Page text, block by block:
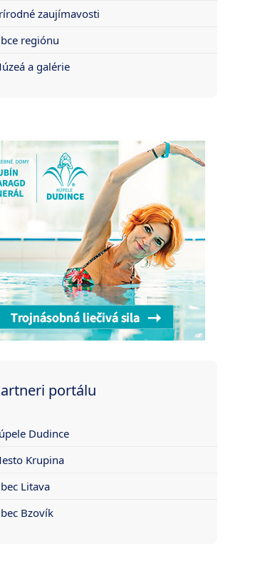
zaujímavosti
regiónu
a galérie
portálu
Dudince
Krupina
Litava
Bzovík